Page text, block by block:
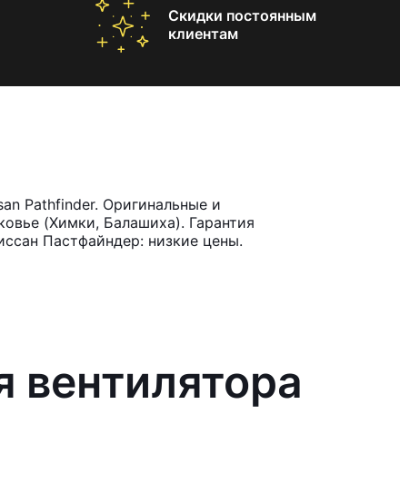
Скидки постоянным
клиентам
Pathfinder. Оригинальные и
(Химки, Балашиха). Гарантия
Пастфайндер: низкие цены.